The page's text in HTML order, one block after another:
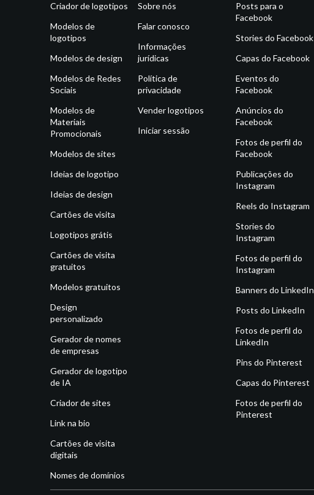
Criador de logotipos
Modelos de
logotipos
Modelos de design
Modelos de Redes
Sociais
Modelos de
Materiais
Promocionais
Modelos de sites
Ideias de logotipo
Ideias de design
Cartões de visita
Logotipos grátis
Cartões de visita
gratuitos
Modelos gratuitos
Design
personalizado
Gerador de nomes
de empresas
Gerador de logotipo
de IA
Criador de sites
Link na bio
Cartões de visita
digitais
Nomes de domínios
Sobre nós
Falar conosco
Informações
jurídicas
Política de
privacidade
Vender logotipos
Iniciar sessão
Posts para o
Facebook
Stories do Facebook
Capas do Facebook
Eventos do
Facebook
Anúncios do
Facebook
Fotos de perfil do
Facebook
Publicações do
Instagram
Reels do Instagram
Stories do
Instagram
Fotos de perfil do
Instagram
Banners do LinkedIn
Posts do LinkedIn
Fotos de perfil do
LinkedIn
Pins do Pinterest
Capas do Pinterest
Fotos de perfil do
Pinterest